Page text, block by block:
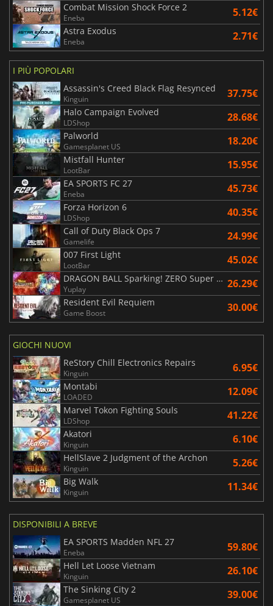
Combat Mission Shock Force 2
Eneba 5.12€
Astra Exodus
Eneba 2.71€
I PIÙ POPOLARI
Assassin's Creed Black Flag Resynced
Kinguin 37.75€
Halo Campaign Evolved
LDShop 28.68€
Palworld
Gamesplanet US 18.20€
Mistfall Hunter
LootBar 15.95€
EA SPORTS FC 27
Eneba 45.73€
Forza Horizon 6
LDShop 40.35€
Call of Duty Black Ops 7
Gamelife 24.99€
007 First Light
LootBar 45.02€
DRAGON BALL Sparking! ZERO Super Limit Breaking NEO
Yuplay 26.29€
Resident Evil Requiem
Game Boost 30.00€
GIOCHI NUOVI
ReStory Chill Electronics Repairs
Kinguin 6.95€
Montabi
LOADED 12.09€
Marvel Tokon Fighting Souls
LDShop 41.22€
Akatori
Kinguin 6.10€
HellSlave 2 Judgment of the Archon
Kinguin 5.26€
Big Walk
Kinguin 11.34€
DISPONIBILI A BREVE
EA SPORTS Madden NFL 27
Eneba 59.80€
Hell Let Loose Vietnam
Kinguin 26.10€
The Sinking City 2
Gamesplanet US 39.00€